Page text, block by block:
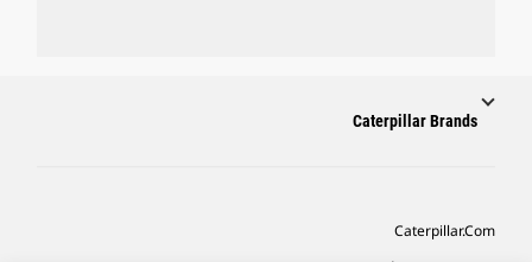
Caterpillar Brands
Caterpillar.com